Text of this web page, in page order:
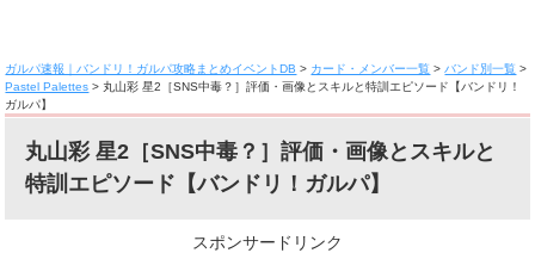
ガルパ速報｜バンドリ！ガルパ攻略まとめイベントDB > カード・メンバー一覧 > バンド別一覧 >
Pastel Palettes > 丸山彩 星2［SNS中毒？］評価・画像とスキルと特訓エピソード【バンドリ！
ガルパ】
丸山彩 星2［SNS中毒？］評価・画像とスキルと
特訓エピソード【バンドリ！ガルパ】
スポンサードリンク